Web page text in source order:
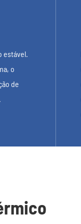
estável.
o
de